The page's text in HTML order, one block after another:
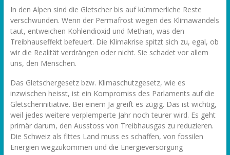
In den Alpen sind die Gletscher bis auf kümmerliche Reste
verschwunden. Wenn der Permafrost wegen des Klimawandels
taut, entweichen Kohlendioxid und Methan, was den
Treibhauseffekt befeuert. Die Klimakrise spitzt sich zu, egal, ob
wir die Realität verdrängen oder nicht. Sie schadet vor allem
uns, den Menschen.
Das Gletschergesetz bzw. Klimaschutzgesetz, wie es
inzwischen heisst, ist ein Kompromiss des Parlaments auf die
Gletscherinitiative. Bei einem Ja greift es zügig. Das ist wichtig,
weil jedes weitere verplemperte Jahr noch teurer wird. Es geht
primär darum, den Ausstoss von Treibhausgas zu reduzieren.
Die Schweiz als fittes Land muss es schaffen, von fossilen
Energien wegzukommen und die Energieversorgung